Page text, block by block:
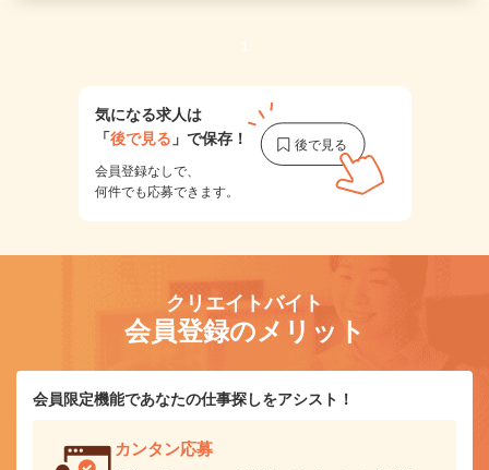
1
気になる求人は
「後で見る 」で保存！
会員登録なしで、
何件でも応募できます。
クリエイトバイト
会員登録のメリット
会員限定機能であなたの仕事探しをアシスト！
カンタン応募